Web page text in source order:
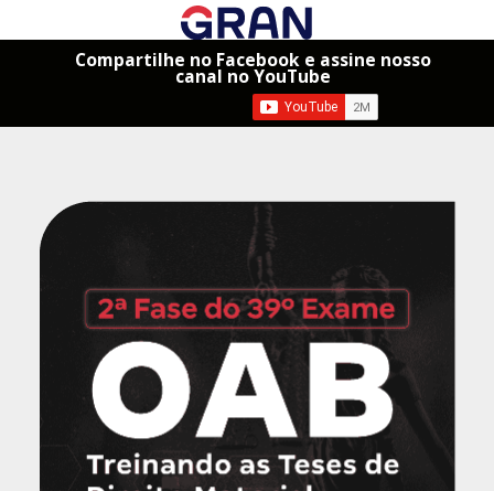
Compartilhe no Facebook e assine nosso
canal no YouTube